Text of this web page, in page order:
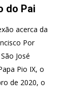
do Pai
acerca da
Por
José
Pio IX, o
de 2020, o